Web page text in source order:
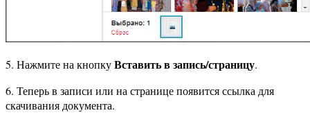
5. Нажмите на кнопкуВставить в запись/страницу.
6. Теперь в записи или на странице появится ссылка для
скачивания документа.